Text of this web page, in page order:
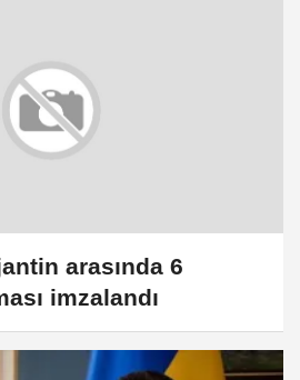
arasında 6
imzalandı